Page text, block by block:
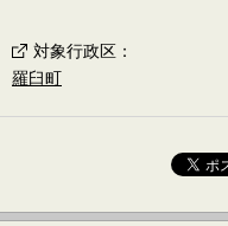
対象行政区 ：
羅臼町